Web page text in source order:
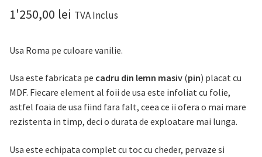
1'250,00 lei TVA Inclus
Usa Roma pe culoare vanilie.
Usa este fabricata pe cadru din lemn masiv (pin) placat cu
MDF. Fiecare element al foii de usa este infoliat cu folie,
astfel foaia de usa fiind fara falt, ceea ce ii ofera o mai mare
rezistenta in timp, deci o durata de exploatare mai lunga.
Usa este echipata complet cu toc cu cheder, pervaze si